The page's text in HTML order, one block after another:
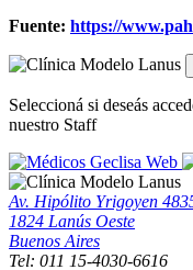
Fuente: https://
Seleccioná si deseás
nuestro Staff
Geclisa Web
Av. Hipólito Yrigoyen
1824 Lanús Oeste
Buenos Aires
Tel: 011 15-4030-6616